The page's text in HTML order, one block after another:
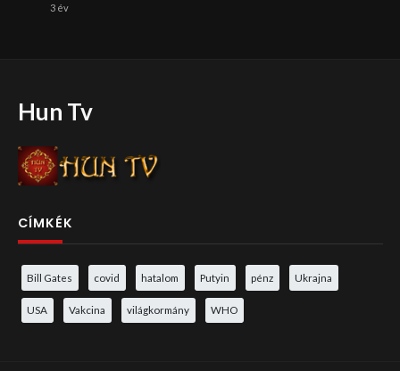
3 év
Hun Tv
CÍMKÉK
Bill Gates covid hatalom Putyin pénz Ukrajna
USA Vakcina világkormány WHO